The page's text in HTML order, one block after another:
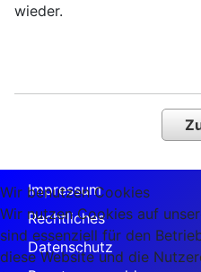
wieder.
Impressum
Rechtliches
Datenschutz
Wir benutzen Cookies
Wir nutzen Cookies auf
sind essenziell für den
diese Website und die